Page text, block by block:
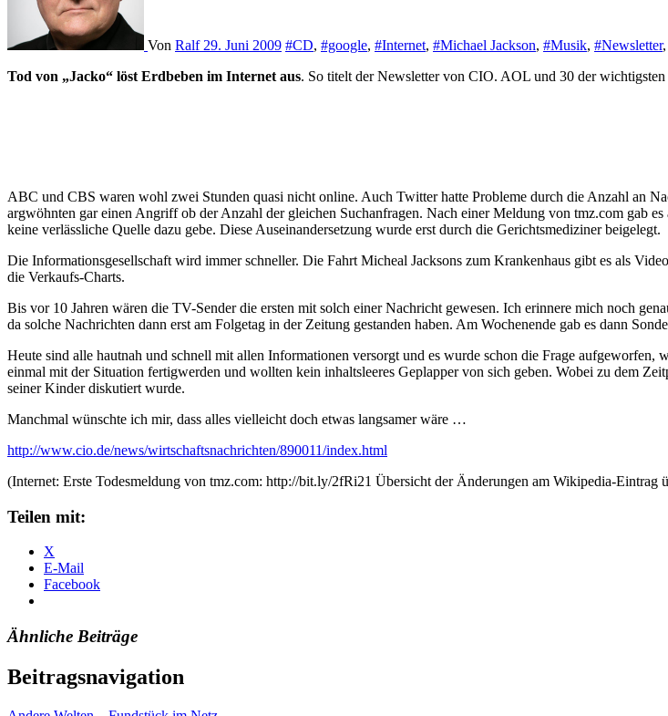
Von Ralf 29. Juni 2009 #CD, #google, #Internet, #Michael Jackson, #Musik, #Newsletter,
Tod von „Jacko“ löst Erdbeben im Internet aus. So titelt der Newsletter von CIO. AOL und 30 der
ABC und CBS waren wohl zwei Stunden quasi nicht online. Auch Twitter hatte Probleme durch die Anzahl an
argwöhnten gar einen Angriff ob der Anzahl der gleichen Suchanfragen. Nach einer Meldung von tmz.com gab
keine verlässliche Quelle dazu gebe. Diese Auseinandersetzung wurde erst durch die Gerichtsmediziner beigelegt.
Die Informationsgesellschaft wird immer schneller. Die Fahrt Micheal Jacksons zum Krankenhaus gibt es als
die Verkaufs-Charts.
Bis vor 10 Jahren wären die TV-Sender die ersten mit solch einer Nachricht gewesen. Ich erinnere mich noch
da solche Nachrichten dann erst am Folgetag in der Zeitung gestanden haben. Am Wochenende gab es dann
Heute sind alle hautnah und schnell mit allen Informationen versorgt und es wurde schon die Frage
einmal mit der Situation fertigwerden und wollten kein inhaltsleeres Geplapper von sich geben. Wobei zu dem
seiner Kinder diskutiert wurde.
Manchmal wünschte ich mir, dass alles vielleicht doch etwas langsamer wäre …
http://www.cio.de/news/wirtschaftsnachrichten/890011/index.html
(Internet: Erste Todesmeldung von tmz.com: http://bit.ly/2fRi21 Übersicht der Änderungen am Wikipedia-
Teilen mit:
X
E-Mail
Facebook
Ähnliche Beiträge
Beitragsnavigation